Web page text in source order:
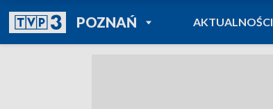
POZNAŃPOWRÓT DO
TVP REGIONY
AKTUALNOŚCI